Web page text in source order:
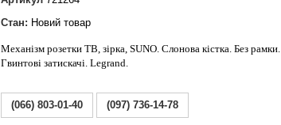
Стан: Новий товар
Механізм розетки ТВ, зірка, SUNO. Слонова кістка. Без рамки.
Гвинтові затискачі. Legrand.
(066) 803-01-40 (097) 736-14-78